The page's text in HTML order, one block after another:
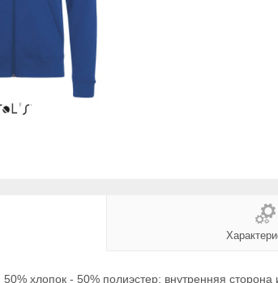
хлопок - 50% полиэстер; внутренняя